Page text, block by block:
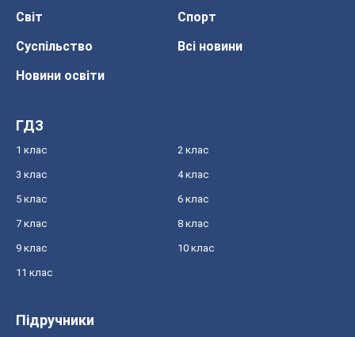
Світ
Спорт
Суспільство
Всі новини
Новини освіти
ГДЗ
1 клас 2 клас
3 клас 4 клас
5 клас 6 клас
7 клас 8 клас
9 клас 10 клас
11 клас
Підручники